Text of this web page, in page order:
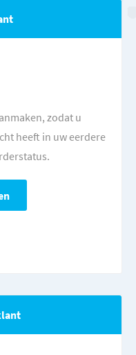
zodat u
heeft in uw eerdere